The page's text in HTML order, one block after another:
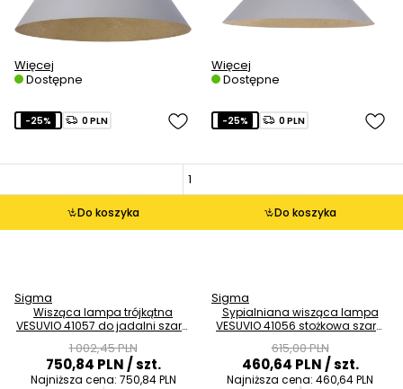
Więcej
Dostępne
Więcej
Dostępne
Do koszyka
-25% 0 PLN
Sigma
Wisząca lampa trójkątna
VESUVIO 41057 do jadalni szara
1 002,45 PLN
750,84 PLN/ szt.
Najniższa cena: 750,84 PLN
Do koszyka
-25% 0 PLN
Sigma
Sypialniana wisząca lampa
VESUVIO 41056 stożkowa szara
615,00 PLN
460,64 PLN/ szt.
Najniższa cena: 460,64 PLN